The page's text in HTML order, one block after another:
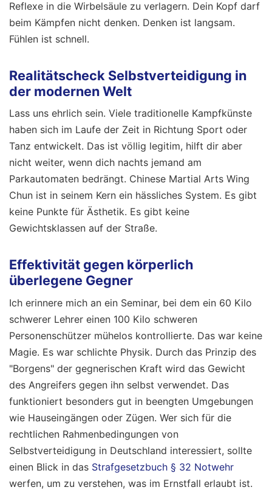
Reflexe in die Wirbelsäule zu verlagern. Dein Kopf darf
beim Kämpfen nicht denken. Denken ist langsam.
Fühlen ist schnell.
Realitätscheck Selbstverteidigung in
der modernen Welt
Lass uns ehrlich sein. Viele traditionelle Kampfkünste
haben sich im Laufe der Zeit in Richtung Sport oder
Tanz entwickelt. Das ist völlig legitim, hilft dir aber
nicht weiter, wenn dich nachts jemand am
Parkautomaten bedrängt. Chinese Martial Arts Wing
Chun ist in seinem Kern ein hässliches System. Es gibt
keine Punkte für Ästhetik. Es gibt keine
Gewichtsklassen auf der Straße.
Effektivität gegen körperlich
überlegene Gegner
Ich erinnere mich an ein Seminar, bei dem ein 60 Kilo
schwerer Lehrer einen 100 Kilo schweren
Personenschützer mühelos kontrollierte. Das war keine
Magie. Es war schlichte Physik. Durch das Prinzip des
"Borgens" der gegnerischen Kraft wird das Gewicht
des Angreifers gegen ihn selbst verwendet. Das
funktioniert besonders gut in beengten Umgebungen
wie Hauseingängen oder Zügen. Wer sich für die
rechtlichen Rahmenbedingungen von
Selbstverteidigung in Deutschland interessiert, sollte
einen Blick in das Strafgesetzbuch § 32 Notwehr
werfen, um zu verstehen, was im Ernstfall erlaubt ist.